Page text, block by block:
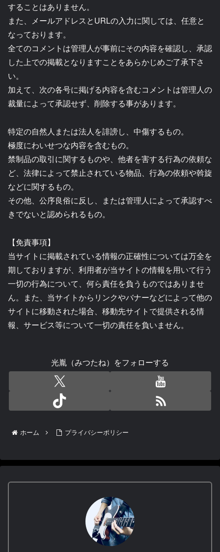
することはありません。
また、メールアドレスとURLの入力に関しては、任意と
なっております。
全てのコメントは管理人が事前にその内容を確認し、承認
した上での掲載となりますことをあらかじめご了承下さ
い。
加えて、次の各号に掲げる内容を含むコメントは管理人の
裁量によって承認せず、削除する事があります。
特定の自然人または法人を誹謗し、中傷するもの。
極度にわいせつな内容を含むもの。
禁制品の取引に関するものや、他者を害する行為の依頼な
ど、法律によって禁止されている物品、行為の依頼や斡旋
などに関するもの。
その他、公序良俗に反し、または管理人によって承認すべ
きでないと認められるもの。
【免責事項】
当サイトに掲載されている情報の正確性については万全を
期しておりますが、利用者が当サイトの情報を用いて行う
一切の行為について、何ら責任を負うものではありませ
ん。また、当サイトからリンクやバナーなどによって他の
サイトに移動された場合、移動先サイトで提供される情
報、サービス等について一切の責任を負いません。
光胤（みつたね）をフォローする
ホーム プライバシーポリシー